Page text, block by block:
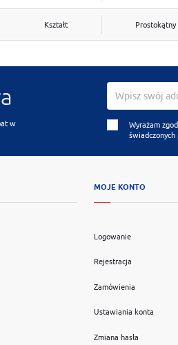
Kształt Prostokątny
w
Wyrażam
MOJE KONTO
Logowanie
Rejestracja
Zamówienia
Ustawiania konta
Zmiana hasła